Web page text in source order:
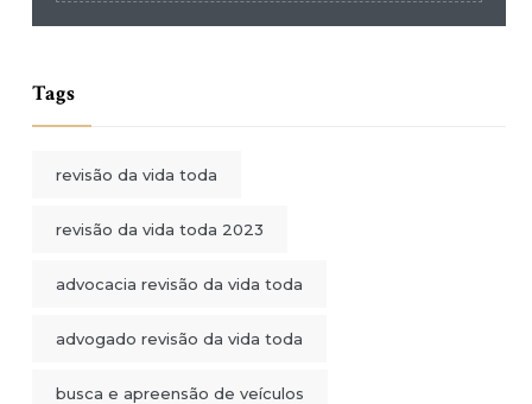
Tags
revisão da vida toda
revisão da vida toda 2023
advocacia revisão da vida toda
advogado revisão da vida toda
busca e apreensão de veículos